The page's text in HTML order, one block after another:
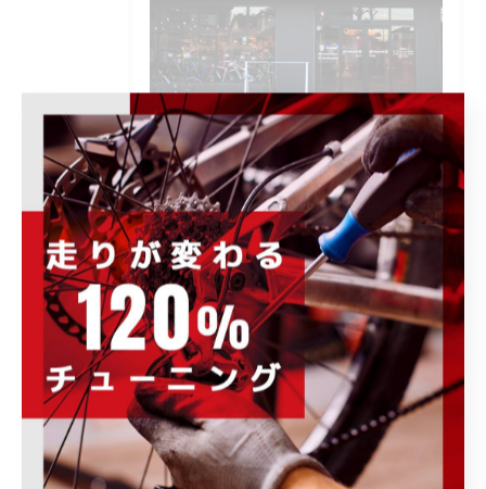
POWER-KIDS伊勢崎店で開催される各種イ
ベント、キャンペーンの情報をはじめ、お
すすめ商品の紹介や、様々なお知らせ事項
を発信します。ぜひ定期的にチェックして
下さい。
カテゴリー Categories
全てのカテゴリー
ロードバイク
メンテナンス